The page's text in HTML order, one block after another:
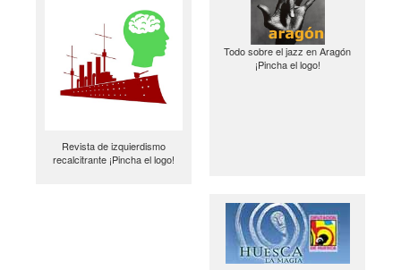
Revista de izquierdismo
recalcitrante ¡Pincha el logo!
Todo sobre el jazz en Aragón
¡Pincha el logo!